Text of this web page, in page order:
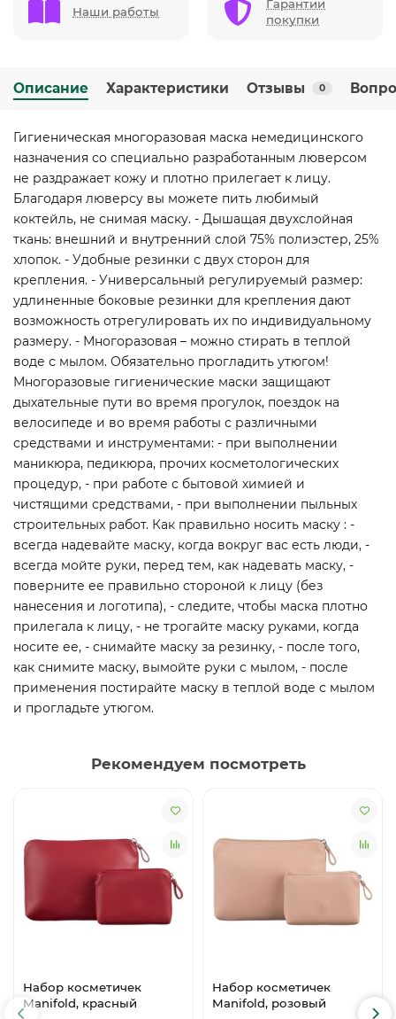
Наши работы
Гарантии
покупки
Описание Характеристики Отзывы 0
Гигиеническая многоразовая маска немедицинского
назначения со специально разработанным люверсом
не раздражает кожу и плотно прилегает к лицу.
Благодаря люверсу вы можете пить любимый
коктейль, не снимая маску. - Дышащая двухслойная
ткань: внешний и внутренний слой 75% полиэстер, 25%
хлопок. - Удобные резинки с двух сторон для
крепления. - Универсальный регулируемый размер:
удлиненные боковые резинки для крепления дают
возможность отрегулировать их по индивидуальному
размеру. - Многоразовая – можно стирать в теплой
воде с мылом. Обязательно прогладить утюгом!
Многоразовые гигиенические маски защищают
дыхательные пути во время прогулок, поездок на
велосипеде и во время работы с различными
средствами и инструментами: - при выполнении
маникюра, педикюра, прочих косметологических
процедур, - при работе с бытовой химией и
чистящими средствами, - при выполнении пыльных
строительных работ. Как правильно носить маску : -
всегда надевайте маску, когда вокруг вас есть люди, -
всегда мойте руки, перед тем, как надевать маску, -
поверните ее правильно стороной к лицу (без
нанесения и логотипа), - следите, чтобы маска плотно
прилегала к лицу, - не трогайте маску руками, когда
носите ее, - снимайте маску за резинку, - после того,
как снимите маску, вымойте руки с мылом, - после
применения постирайте маску в теплой воде с мылом
и прогладьте утюгом.
Рекомендуем посмотреть
Набор косметичек
Manifold, красный
Набор косметичек
Manifold, розовый